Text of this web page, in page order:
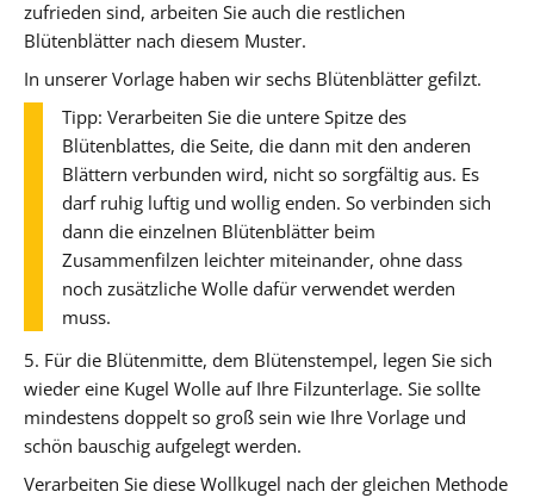
zufrieden sind, arbeiten Sie auch die restlichen
Blütenblätter nach diesem Muster.
In unserer Vorlage haben wir sechs Blütenblätter gefilzt.
Tipp: Verarbeiten Sie die untere Spitze des
Blütenblattes, die Seite, die dann mit den anderen
Blättern verbunden wird, nicht so sorgfältig aus. Es
darf ruhig luftig und wollig enden. So verbinden sich
dann die einzelnen Blütenblätter beim
Zusammenfilzen leichter miteinander, ohne dass
noch zusätzliche Wolle dafür verwendet werden
muss.
5. Für die Blütenmitte, dem Blütenstempel, legen Sie sich
wieder eine Kugel Wolle auf Ihre Filzunterlage. Sie sollte
mindestens doppelt so groß sein wie Ihre Vorlage und
schön bauschig aufgelegt werden.
Verarbeiten Sie diese Wollkugel nach der gleichen Methode